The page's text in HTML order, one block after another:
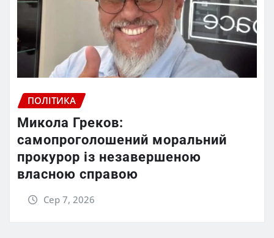
ПОЛІТИКА
Микола Греков:
самопроголошений моральний
прокурор із незавершеною
власною справою
Сер 7, 2026